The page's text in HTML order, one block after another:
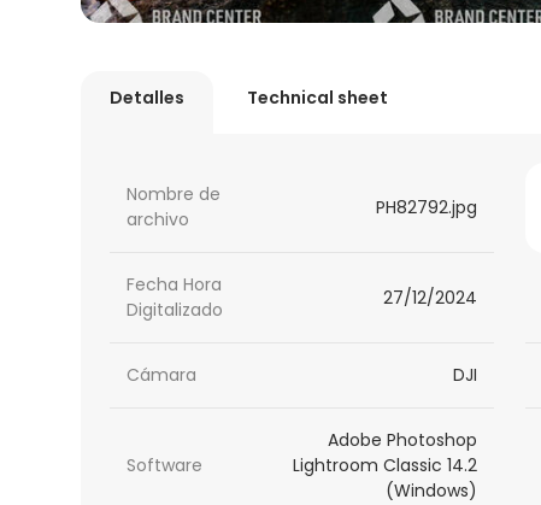
Detalles Technical sheet
Nombre de
archivo
PH82792.jpg
Fecha Hora
Digitalizado
27/12/2024
Cámara DJI
Software
Adobe Photoshop
Lightroom Classic 14.2
(Windows)